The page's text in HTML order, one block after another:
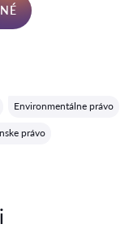
Environmentálne právo
právo